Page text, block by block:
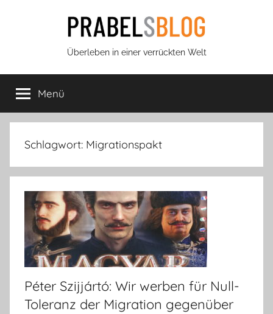
Prabels
Blog
Überleben in einer verrückten Welt
Menü
Schlagwort: Migrationspakt
Péter Szijjártó: Wir werben für Null-
Toleranz der Migration gegenüber